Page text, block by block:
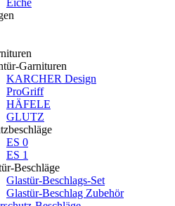
Eiche
Garnituren
KARCHER Design
ProGriff
HÄFELE
GLUTZ
ES 0
ES 1
Beschläge
Glastür-Beschlags-Set
Glastür-Beschlag Zubehör